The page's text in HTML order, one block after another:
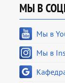
МЫ В
Мы в
Мы в